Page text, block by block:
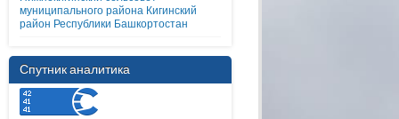
муниципального района Кигинский
район Республики Башкортостан
Спутник аналитика